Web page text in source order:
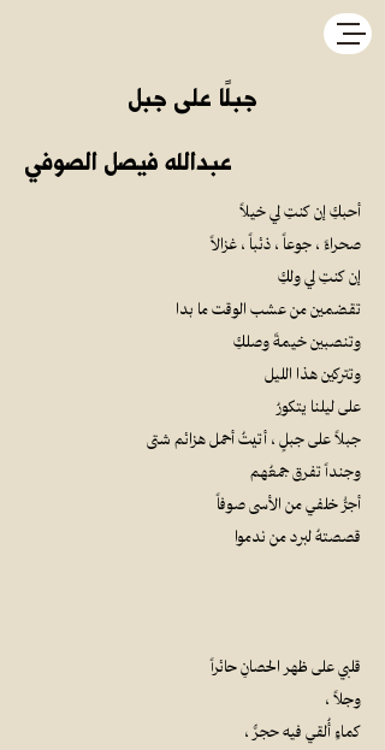
جبلًا على جبل
عبدالله فيصل الصوفي
أحبكِ إن كنتِ لي خيلاً
صحراءً ، جوعاً ، ذئباً ، غزالاً
إن كنتِ لي ولكِ
تقضمين من عشب الوقت ما بدا
وتنصبين خيمةَ وصلكِ
وتتركين هذا الليل
على ليلنا يتكورُ
جبلاً على جبلٍ ، أتيتُ أحمل هزائم شتى
وجنداً تفرق جمعُهم
أجرُّ خلفي من الأسى صوفاً
قصصتهُ لبرد من ندموا
قلبي على ظهر الحصانِ حائراً
وجلاً ،
كماءٍ أُلقي فيه حجرٌ ،